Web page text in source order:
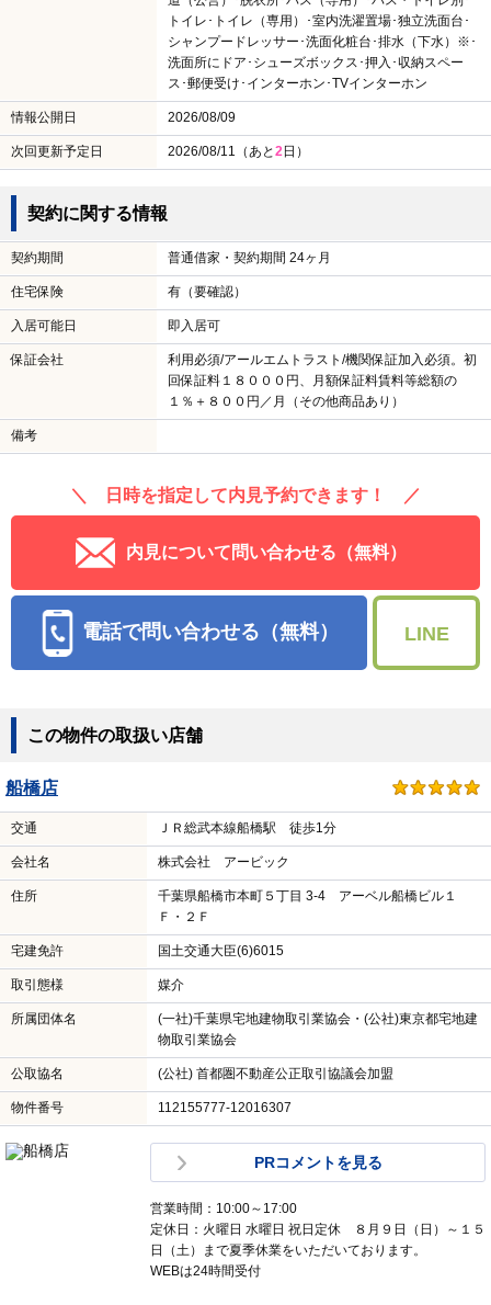
トイレ･トイレ（専用）･室内洗濯置場･独立洗面台･
シャンプードレッサー･洗面化粧台･排水（下水）※･
洗面所にドア･シューズボックス･押入･収納スペー
ス･郵便受け･インターホン･TVインターホン
情報公開日 2026/08/09
次回更新予定日 2026/08/11（あと2 日）
契約に関する情報
契約期間 普通借家・契約期間 24ヶ月
住宅保険 有（要確認）
入居可能日 即入居可
保証会社
利用必須/アールエムトラスト/機関保証加入必須。初
回保証料１８０００円、月額保証料賃料等総額の
１％＋８００円／月（その他商品あり）
備考
＼ 日時を指定して内見予約できます！ ／
内見について問い合わせる（無料）
電話で問い合わせる（無料） LINE
この物件の取扱い店舗
船橋店
交通 ＪＲ総武本線船橋駅 徒歩1分
会社名 株式会社 アービック
住所
千葉県船橋市本町５丁目 3-4 アーベル船橋ビル１
Ｆ・２Ｆ
宅建免許 国土交通大臣(6)6015
取引態様 媒介
所属団体名
(一社)千葉県宅地建物取引業協会・(公社)東京都宅地建
物取引業協会
公取協名 (公社) 首都圏不動産公正取引協議会加盟
物件番号 112155777-12016307
PRコメントを見る
営業時間：10:00～17:00
定休日：火曜日 水曜日 祝日定休 ８月９日（日）～１５
日（土）まで夏季休業をいただいております。
WEBは24時間受付